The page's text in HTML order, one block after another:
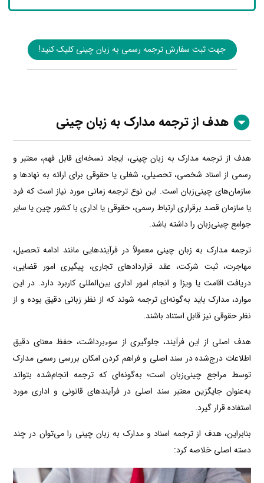
جهت ثبت سفارش ترجمه رسمی به زبان چینی کلیک کنید!
هدف از ترجمه مدارک به زبان چینی
هدف از ترجمه مدارک به زبان چینی، ایجاد نسخه‌ای قابل فهم، معتبر و
رسمی از اسناد شخصی، تحصیلی، شغلی یا حقوقی برای ارائه به نهادها و
سازمان‌های چینی‌زبان است. این نوع ترجمه زمانی مورد نیاز است که فرد
یا سازمان قصد برقراری ارتباط رسمی، حقوقی یا اداری با کشور چین یا سایر
جوامع چینی‌زبان را داشته باشد.
ترجمه مدارک به زبان چینی معمولاً در فرآیندهایی مانند ادامه تحصیل،
مهاجرت، ثبت شرکت، عقد قراردادهای تجاری، پیگیری امور قضایی،
دریافت اقامت یا ویزا و انجام امور اداری بین‌المللی کاربرد دارد. در این
موارد، مدارک باید به‌گونه‌ای ترجمه شوند که از نظر زبانی دقیق بوده و از
نظر حقوقی نیز قابل استناد باشند.
هدف اصلی از این فرآیند، جلوگیری از سوءبرداشت، حفظ معنای دقیق
اطلاعات درج‌شده در سند اصلی و فراهم کردن امکان بررسی رسمی مدارک
توسط مراجع چینی‌زبان است؛ به‌گونه‌ای که ترجمه انجام‌شده بتواند
به‌عنوان جایگزین معتبر سند اصلی در فرآیندهای قانونی و اداری مورد
استفاده قرار گیرد.
بنابراین، هدف از ترجمه اسناد و مدارک به زبان چینی را می‌توان در چند
دسته اصلی خلاصه کرد: